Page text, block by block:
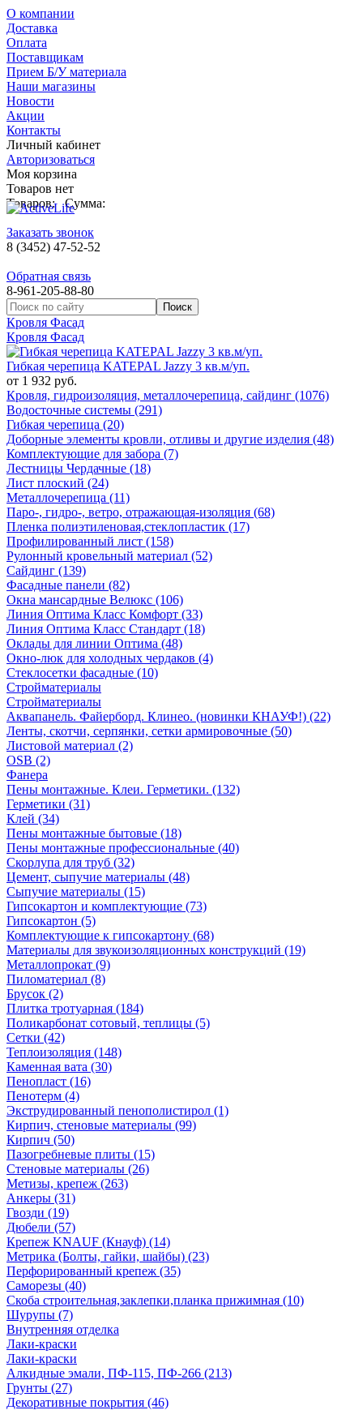
О компании
Доставка
Оплата
Поставщикам
Прием Б/У материала
Наши магазины
Новости
Акции
Контакты
Личный кабинет
Авторизоваться
Моя корзина
Товаров нет
Товаров: Сумма:
Заказать звонок
8 (3452) 47-52-52
Обратная связь
8-961-205-88-80
Кровля Фасад
Кровля Фасад
Гибкая черепица KATEPAL Jazzy 3 кв.м/уп.
от 1 932 руб.
Кровля, гидроизоляция, металлочерепица, сайдинг (1076)
Водосточные системы (291)
Гибкая черепица (20)
Доборные элементы кровли, отливы и другие изделия (48)
Комплектующие для забора (7)
Лестницы Чердачные (18)
Лист плоский (24)
Металлочерепица (11)
Паро-, гидро-, ветро, отражающая-изоляция (68)
Пленка полиэтиленовая,стеклопластик (17)
Профилированный лист (158)
Рулонный кровельный материал (52)
Сайдинг (139)
Фасадные панели (82)
Окна мансардные Велюкс (106)
Линия Оптима Класс Комфорт (33)
Линия Оптима Класс Стандарт (18)
Оклады для линии Оптима (48)
Окно-люк для холодных чердаков (4)
Стеклосетки фасадные (10)
Стройматериалы
Стройматериалы
Аквапанель. Файерборд. Клинео. (новинки КНАУФ!) (22)
Ленты, скотчи, серпянки, сетки армировочные (50)
Листовой материал (2)
OSB (2)
Фанера
Пены монтажные. Клеи. Герметики. (132)
Герметики (31)
Клей (34)
Пены монтажные бытовые (18)
Пены монтажные профессиональные (40)
Скорлупа для труб (32)
Цемент, сыпучие материалы (48)
Сыпучие материалы (15)
Гипсокартон и комплектующие (73)
Гипсокартон (5)
Комплектующие к гипсокартону (68)
Материалы для звукоизоляционных конструкций (19)
Металлопрокат (9)
Пиломатериал (8)
Брусок (2)
Плитка тротуарная (184)
Поликарбонат сотовый, теплицы (5)
Сетки (42)
Теплоизоляция (148)
Каменная вата (30)
Пенопласт (16)
Пенотерм (4)
Экструдированный пенополистирол (1)
Кирпич, стеновые материалы (99)
Кирпич (50)
Пазогребневые плиты (15)
Стеновые материалы (26)
Метизы, крепеж (263)
Анкеры (31)
Гвозди (19)
Дюбели (57)
Крепеж KNAUF (Кнауф) (14)
Метрика (Болты, гайки, шайбы) (23)
Перфорированный крепеж (35)
Саморезы (40)
Скоба строительная,заклепки,планка прижимная (10)
Шурупы (7)
Внутренняя отделка
Лаки-краски
Лаки-краски
Алкидные эмали, ПФ-115, ПФ-266 (213)
Грунты (27)
Декоративные покрытия (46)